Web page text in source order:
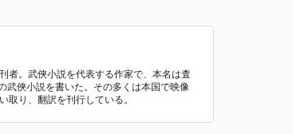
者。武俠小説を代表する作家で、本名は査
武俠小説を書いた。その多くは本国で映像
取り、翻訳を刊行している。